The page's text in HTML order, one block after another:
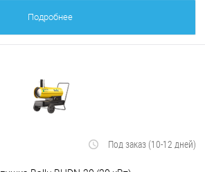
Подробнее
Под заказ (10-12 дней)